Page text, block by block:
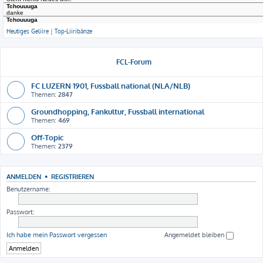
Heutiges Geliire | Top-Liiribänze
FCL-Forum
FC LUZERN 1901, Fussball national (NLA/NLB)
Themen: 2847
Groundhopping, Fankultur, Fussball international
Themen: 469
Off-Topic
Themen: 2379
ANMELDEN • REGISTRIEREN
Benutzername:
Passwort:
Ich habe mein Passwort vergessen Angemeldet bleiben